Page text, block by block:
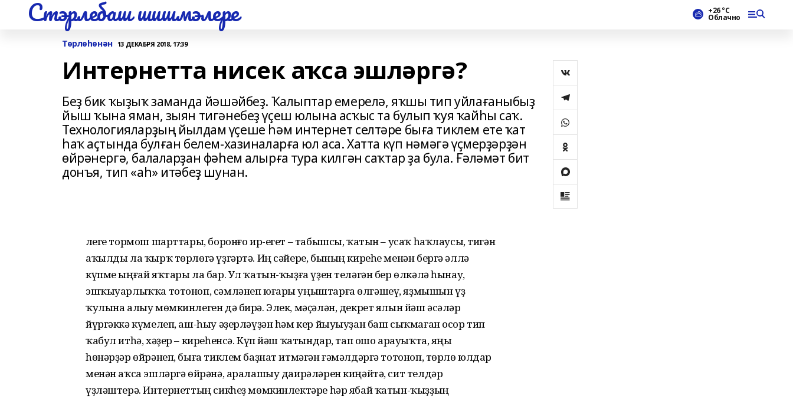
Стэрлебаш шишмэлере +26 °С
Облачно
Төрлөһөнән 13 ДЕКАБРЯ 2018, 17:39
Интернетта нисек аҡса эшләргә?
Беҙ бик ҡыҙыҡ заманда йәшәйбеҙ. Ҡалыптар емерелә, яҡшы тип уйлағаныбыҙ
йыш ҡына яман, зыян тигәнебеҙ үҫеш юлына асҡыс та булып ҡуя ҡайһы саҡ.
Технологияларҙың йылдам үҫеше һәм интернет селтәре быға тиклем ете ҡат
һаҡ аҫтында булған белем-хазиналарға юл аса. Хатта күп нәмәгә үҫмерҙәрҙән
өйрәнергә, балаларҙан фәһем алырға тура килгән саҡтар ҙа була. Ғәләмәт бит
донъя, тип «аһ» итәбеҙ шунан.
Әлеге тормош шарттары, боронғо ир-егет – табышсы, ҡатын – усаҡ һаҡлаусы, тигән
аҡылды ла ҡырҡ төрлөгә үҙгәртә. Иң сәйере, бының киреһе менән бергә әллә
күпме ыңғай яҡтары ла бар. Ул ҡатын-ҡыҙға үҙен теләгән бер өлкәлә һынау,
эшҡыуарлыҡҡа тотоноп, сәмлә­неп юғары уңыштарға өлгәшеү, яҙмышын үҙ
ҡулына алыу мөмкинлеген дә бирә. Элек, мәҫәлән, декрет ялын йәш әсәләр
йүргәккә күмелеп, аш-һыу әҙер­ләүҙән һәм кер йыуыуҙан баш сыҡма­ған осор тип
ҡабул итһә, хәҙер – киреһенсә. Күп йәш ҡатындар, тап ошо арауыҡта, яңы
һөнәрҙәр өйрәнеп, быға тиклем баҙнат итмәгән ғәмәлдәргә тотоноп, төрлө юлдар
менән аҡса эшләр­гә өйрәнә, аралашыу даирәләрен ки­ңәйтә, сит телдәр
үҙләштерә. Интернеттың сикһеҙ мөмкинлектәре һәр ябай ҡатын-ҡыҙҙың